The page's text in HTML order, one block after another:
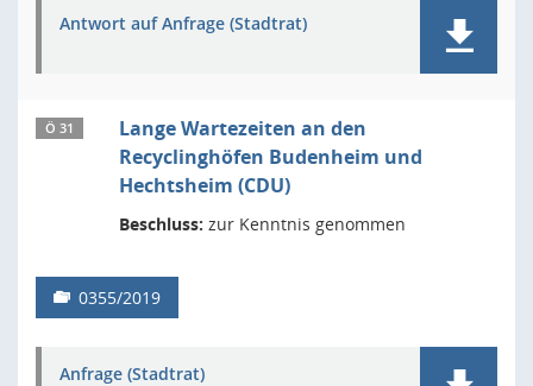
Antwort auf Anfrage (Stadtrat)
Ö 31
Lange Wartezeiten an den
Recyclinghöfen Budenheim und
Hechtsheim (CDU)
Beschluss: zur Kenntnis genommen
0355/2019
Anfrage (Stadtrat)